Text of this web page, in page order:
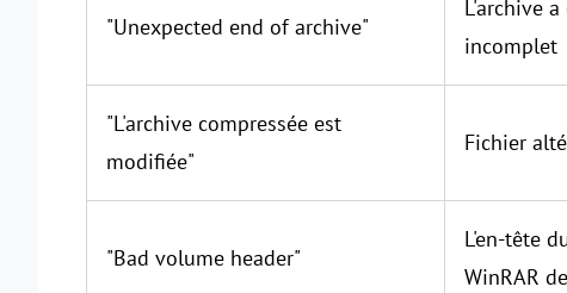
"Unexpected end of archive"
L'archive
incomplet
"L'archive compressée est
modifiée"
Fichier
"Bad volume header"
L'en-tête
WinRAR